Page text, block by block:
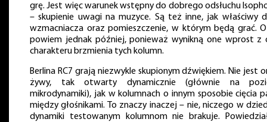
grę. Jest więc warunek wstępny do dobrego odsłuchu
– skupienie uwagi na muzyce. Są też inne, jak właściwy
wzmacniacza oraz pomieszczenie, w którym będą grać.
powiem jednak później, ponieważ wynikną one wprost z
charakteru brzmienia tych kolumn.
Berlina RC7 grają niezwykle skupionym dźwiękiem. Nie jest
żywy, tak otwarty dynamicznie (głównie na
mikrodynamiki), jak w kolumnach o innym sposobie cięcia
między głośnikami. To znaczy inaczej – nie, niczego w
dynamiki testowanym kolumnom nie brakuje.